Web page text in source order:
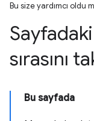
Bu size yardımcı oldu
sırasını
Bu sayfada